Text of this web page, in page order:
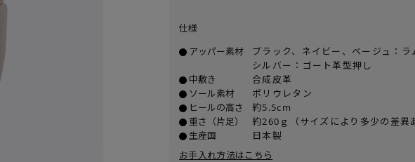
仕様
アッパー素材
ブラック、ネイビー、ベージュ：ラ
シルバー：ゴート革型押し
中敷き
合成皮革
ソール素材
ポリウレタン
ヒールの高さ
約5.5cm
重さ（片足）
約260ｇ（サイズにより多少の差異
生産国
日本製
お手入れ方法はこちら